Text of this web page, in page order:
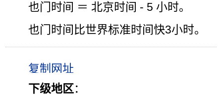
也门时间 ＝ 北京时间 - 5 小时。
也门时间比世界标准时间快3小时。
下级地区：